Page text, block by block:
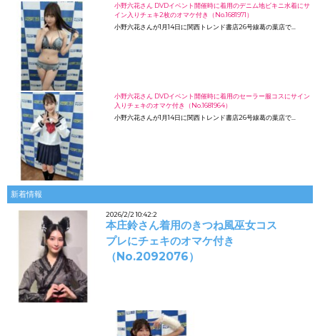
小野六花さん DVDイベント開催時に着用のデニム地ビキニ水着にサ
イン入りチェキ2枚のオマケ付き（No.1681971）
小野六花さんが1月14日に関西トレンド書店26号線葛の葉店で…
小野六花さん DVDイベント開催時に着用のセーラー服コスにサイン
入りチェキのオマケ付き（No.1681964）
小野六花さんが1月14日に関西トレンド書店26号線葛の葉店で…
新着情報
2026/2/2 10:42:2
本庄鈴さん着用のきつね風巫女コス
プレにチェキのオマケ付き
（No.2092076）